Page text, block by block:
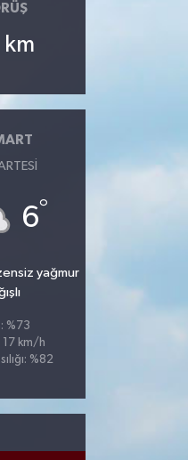
km
6°
yağmur
%73
17 km/h
%82